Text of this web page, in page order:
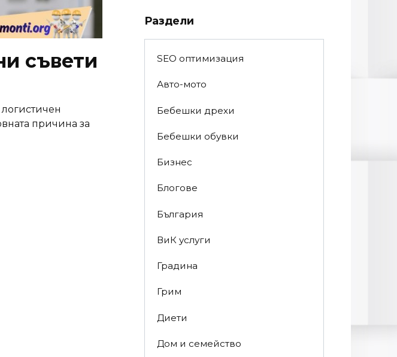
съвети
причина за
Раздели
SEO оптимизация
Авто-мото
Бебешки дрехи
Бебешки обувки
Бизнес
Блогове
България
ВиК услуги
Градина
Грим
Диети
Дом и семейство